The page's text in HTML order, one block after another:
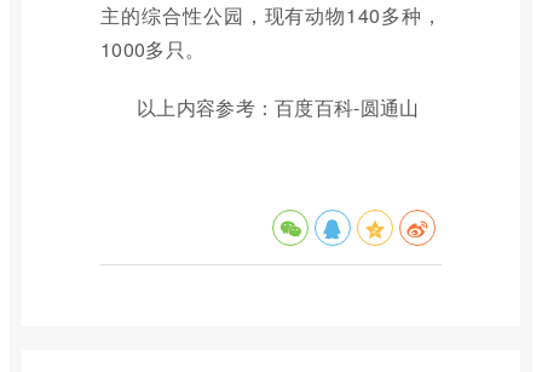
主的综合性公园，现有动物140多种，
1000多只。
以上内容参考：百度百科-圆通山